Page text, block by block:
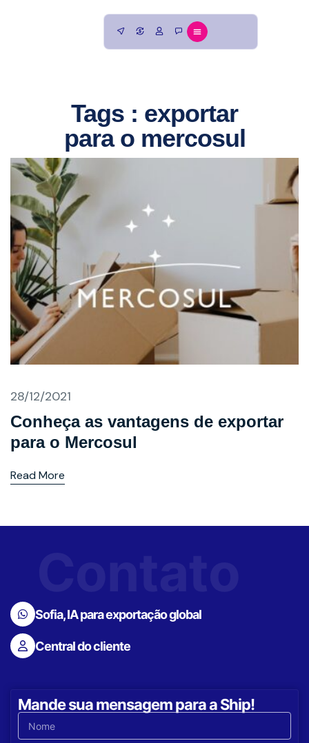
Tags : exportar
para o mercosul
28/12/2021
Conheça as vantagens de exportar
para o Mercosul
Read More
Sofia, IA para exportação global
Central do cliente
Mande sua mensagem para a Ship!